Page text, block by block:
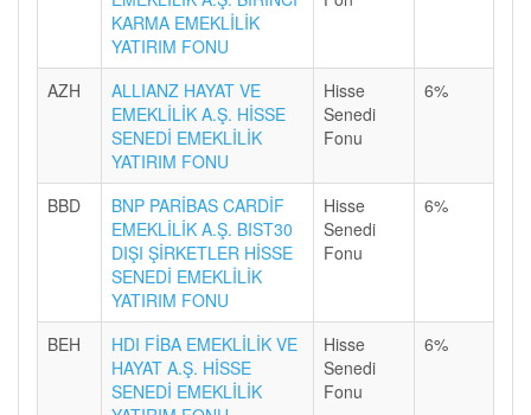
KARMA EMEKLİLİK
YATIRIM FONU
AZH
ALLIANZ HAYAT VE
EMEKLİLİK A.Ş. HİSSE
SENEDİ EMEKLİLİK
YATIRIM FONU
Hisse
Senedi
Fonu
6%
BBD
BNP PARİBAS CARDİF
EMEKLİLİK A.Ş. BIST30
DIŞI ŞİRKETLER HİSSE
SENEDİ EMEKLİLİK
YATIRIM FONU
Hisse
Senedi
Fonu
6%
BEH
HDI FİBA EMEKLİLİK VE
HAYAT A.Ş. HİSSE
SENEDİ EMEKLİLİK
Hisse
Senedi
Fonu
6%